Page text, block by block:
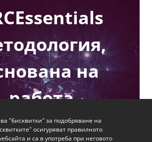
"бисквитки" за подобряване на
осигуряват правилното
и са в употреба при неговото
на
работа